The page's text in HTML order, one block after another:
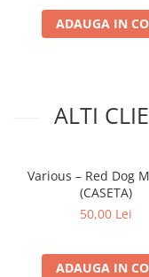
ADAUGA IN
ALTI
Various – Red Dog
(CASETA)
50,00 Lei
ADAUGA IN